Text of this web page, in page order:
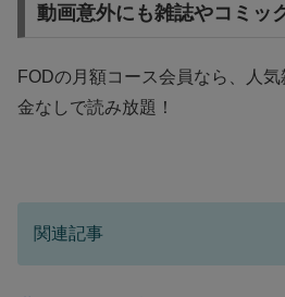
動画意外にも雑誌やコミッ
FODの月額コース会員なら、人
金なしで読み放題！
関連記事